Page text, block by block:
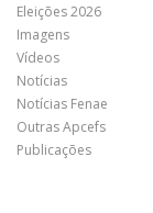
Eleições 2026
Imagens
Vídeos
Notícias
Notícias Fenae
Outras Apcefs
Publicações